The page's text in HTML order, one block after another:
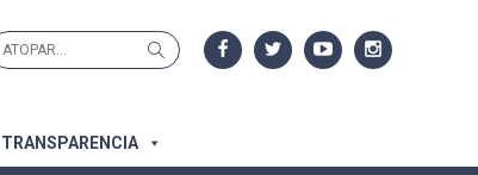
for:
Search
TRANSPARENCIA